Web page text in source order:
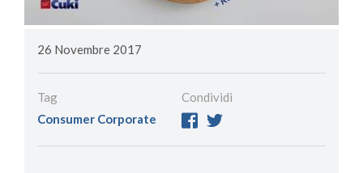
26 Novembre 2017
Tag
Consumer Corporate
Condividi